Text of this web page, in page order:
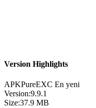
Version Highlights
APKPureEXC En yeni
Version:9.9.1
Size:37.9 MB